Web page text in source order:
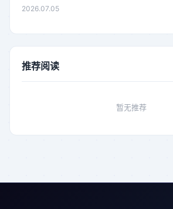
2026.07.05
推荐阅读
暂无推荐